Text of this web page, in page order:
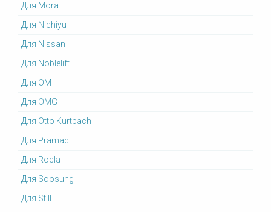
Для Mora
Для Nichiyu
Для Nissan
Для Noblelift
Для OM
Для OMG
Для Otto Kurtbach
Для Pramac
Для Rocla
Для Soosung
Для Still